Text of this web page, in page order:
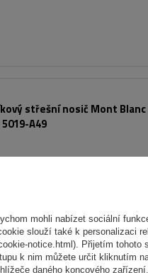
střešní nosič Mont Blanc
A49
mohli nabízet sociální
slouží také k personalizaci
notice.html). Přijetím tohoto
k nim můžete určit kliknutím
daného koncového zařízení.